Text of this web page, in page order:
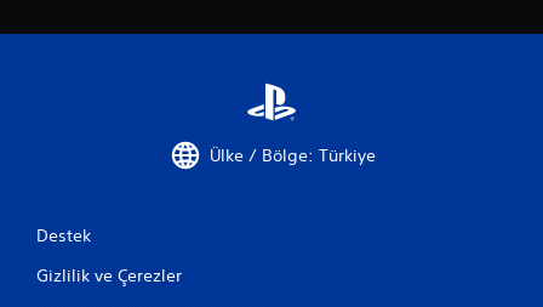
Ülke / Bölge: Türkiye
Destek
Gizlilik ve Çerezler